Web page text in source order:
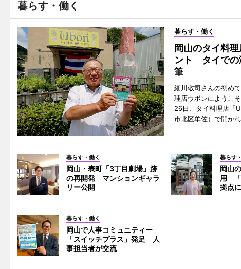
暮らす・働く
暮らす・働く
岡山のタイ料
ント タイでの
筆
細川敬司さんの初め
理店ウボンにようこ
26日、タイ料理店「
市北区牟佐）で開かれ
暮らす・働く
岡山・表町「3丁目劇場」跡
の再開発 マンションギャラ
リー公開
暮らす
岡山
用 「
拠点に
暮らす・働く
岡山で人事コミュニティー
「スイッチプラス」発足 人
事担当者が交流